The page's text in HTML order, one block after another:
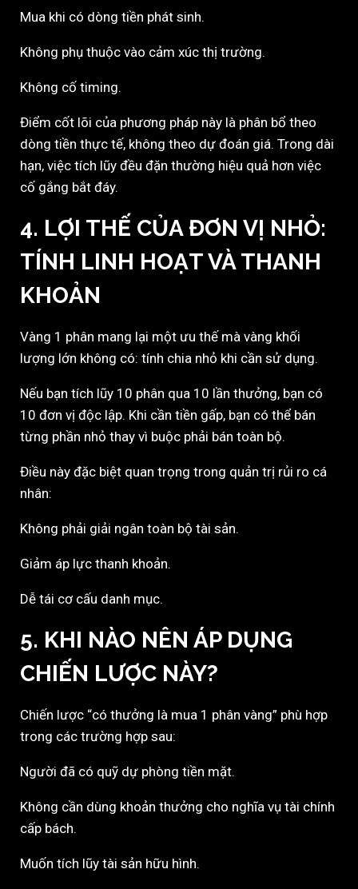
Mua khi có dòng tiền phát sinh.
Không phụ thuộc vào cảm xúc thị trường.
Không cố timing.
Điểm cốt lõi của phương pháp này là phân bổ theo
dòng tiền thực tế, không theo dự đoán giá. Trong dài
hạn, việc tích lũy đều đặn thường hiệu quả hơn việc
cố gắng bắt đáy.
4. LỢI THẾ CỦA ĐƠN VỊ NHỎ:
TÍNH LINH HOẠT VÀ THANH
KHOẢN
Vàng 1 phân mang lại một ưu thế mà vàng khối
lượng lớn không có: tính chia nhỏ khi cần sử dụng.
Nếu bạn tích lũy 10 phân qua 10 lần thưởng, bạn có
10 đơn vị độc lập. Khi cần tiền gấp, bạn có thể bán
từng phần nhỏ thay vì buộc phải bán toàn bộ.
Điều này đặc biệt quan trọng trong quản trị rủi ro cá
nhân:
Không phải giải ngân toàn bộ tài sản.
Giảm áp lực thanh khoản.
Dễ tái cơ cấu danh mục.
5. KHI NÀO NÊN ÁP DỤNG
CHIẾN LƯỢC NÀY?
Chiến lược “có thưởng là mua 1 phân vàng” phù hợp
trong các trường hợp sau:
Người đã có quỹ dự phòng tiền mặt.
Không cần dùng khoản thưởng cho nghĩa vụ tài chính
cấp bách.
Muốn tích lũy tài sản hữu hình.